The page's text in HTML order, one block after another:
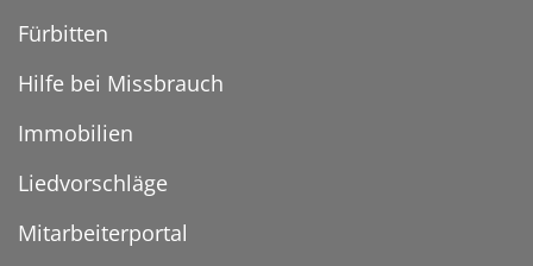
Fürbitten
Hilfe bei Missbrauch
Immobilien
Liedvorschläge
Mitarbeiterportal